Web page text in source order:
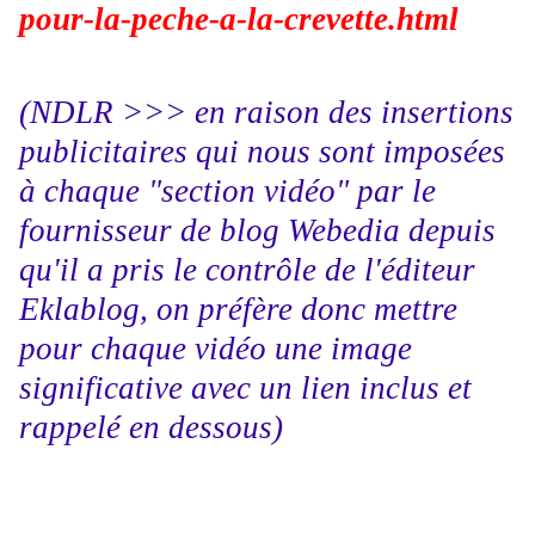
pour-la-peche-a-la-crevette.html
(NDLR >>> en raison des insertions
publicitaires qui nous sont imposées
à chaque "section vidéo" par le
fournisseur de blog Webedia depuis
qu'il a pris le contrôle de l'éditeur
Eklablog, on préfère donc mettre
pour chaque vidéo une image
significative avec un lien inclus et
rappelé en dessous)